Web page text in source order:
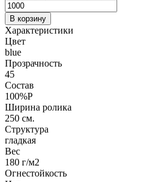
В корзину
Характеристики
Цвет
blue
Прозрачность
45
Состав
100%P
Ширина ролика
250 см.
Структура
гладкая
Вес
180 г/м2
Огнестойкость